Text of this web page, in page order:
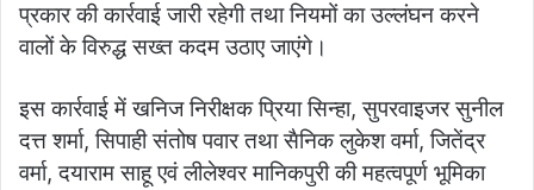
प्रकार की कार्रवाई जारी रहेगी तथा नियमों का उल्लंघन करने
वालों के विरुद्ध सख्त कदम उठाए जाएंगे।
इस कार्रवाई में खनिज निरीक्षक प्रिया सिन्हा, सुपरवाइजर सुनील
दत्त शर्मा, सिपाही संतोष पवार तथा सैनिक लुकेश वर्मा, जितेंद्र
वर्मा, दयाराम साहू एवं लीलेश्वर मानिकपुरी की महत्वपूर्ण भूमिका